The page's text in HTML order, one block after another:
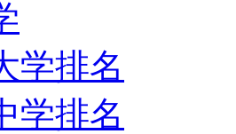
学排名
学排名